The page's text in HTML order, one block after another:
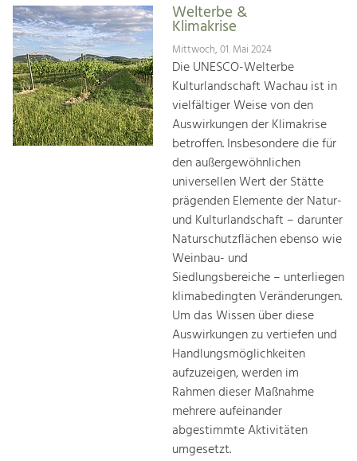
Welterbe &
Klimakrise
Mittwoch, 01. Mai 2024
Die UNESCO-Welterbe
Kulturlandschaft Wachau ist in
vielfältiger Weise von den
Auswirkungen der Klimakrise
betroffen. Insbesondere die für
den außergewöhnlichen
universellen Wert der Stätte
prägenden Elemente der Natur-
und Kulturlandschaft – darunter
Naturschutzflächen ebenso wie
Weinbau- und
Siedlungsbereiche – unterliegen
klimabedingten Veränderungen.
Um das Wissen über diese
Auswirkungen zu vertiefen und
Handlungsmöglichkeiten
aufzuzeigen, werden im
Rahmen dieser Maßnahme
mehrere aufeinander
abgestimmte Aktivitäten
umgesetzt.